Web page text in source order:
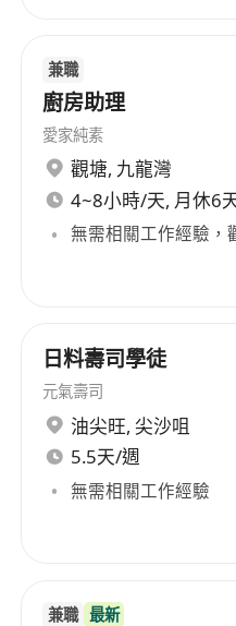
兼職
廚房助理
愛家純素
觀塘, 九龍灣
4~8小時/天, 月休6
無需相關工作經驗，
日料壽司學徒
元氣壽司
油尖旺, 尖沙咀
5.5天/週
無需相關工作經驗
兼職 最新